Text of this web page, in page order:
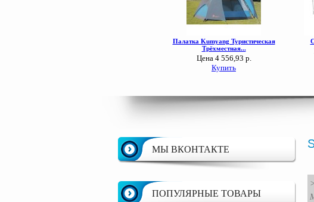
МЫ ВКОНТАКТЕ
ПОПУЛЯРНЫЕ ТОВАРЫ
>